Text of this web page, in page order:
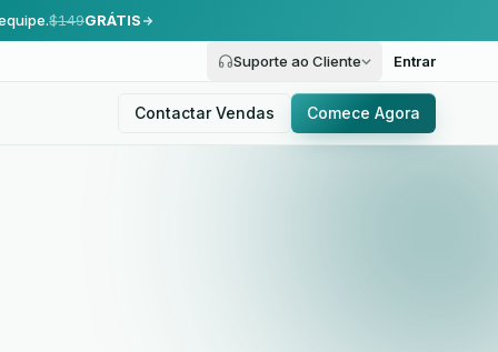
$149GRÁTIS
Suporte ao Cliente Entrar
Contactar Vendas Comece Agora